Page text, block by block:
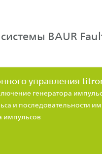
BAUR
управления
генератора
и последовательности
импульсов